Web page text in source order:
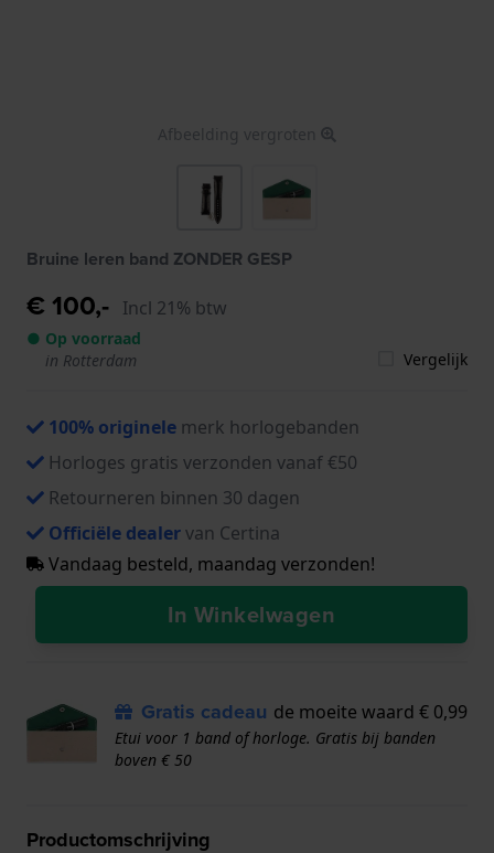
Afbeelding vergroten
Bruine leren band ZONDER GESP
€ 100,- Incl 21% btw
● Op voorraad
in Rotterdam
Vergelijk
100% originele merk horlogebanden
Horloges gratis verzonden vanaf €50
Retourneren binnen 30 dagen
Officiële dealervan Certina
Vandaag besteld, maandag verzonden!
In Winkelwagen
Gratis cadeau de moeite waard € 0,99
Etui voor 1 band of horloge. Gratis bij banden
boven € 50
Productomschrijving